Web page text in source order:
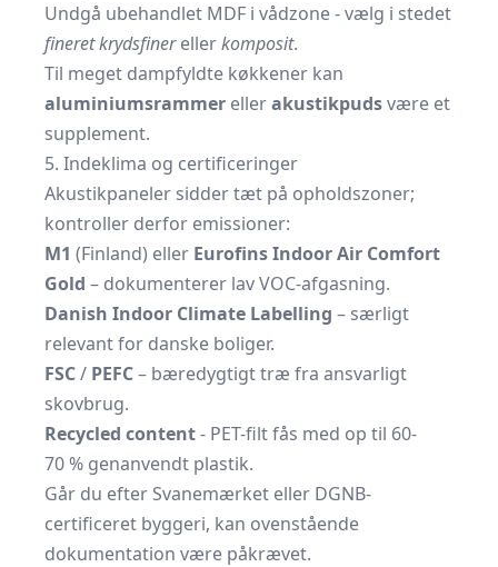
Undgå ubehandlet MDF i vådzone - vælg i stedet
fineret krydsfinerellerkomposit.
Til meget dampfyldte køkkener kan
aluminiumsrammer ellerakustikpudsvære et
supplement.
5. Indeklima og certificeringer
Akustikpaneler sidder tæt på opholdszoner;
kontroller derfor emissioner:
M1 (Finland) eller Eurofins Indoor Air Comfort
Gold – dokumenterer lav VOC-afgasning.
Danish Indoor Climate Labelling – særligt
relevant for danske boliger.
FSC/ PEFC– bæredygtigt træ fra ansvarligt
skovbrug.
Recycled content- PET-filt fås med op til 60-
70 % genanvendt plastik.
Går du efter Svanemærket eller DGNB-
certificeret byggeri, kan ovenstående
dokumentation være påkrævet.